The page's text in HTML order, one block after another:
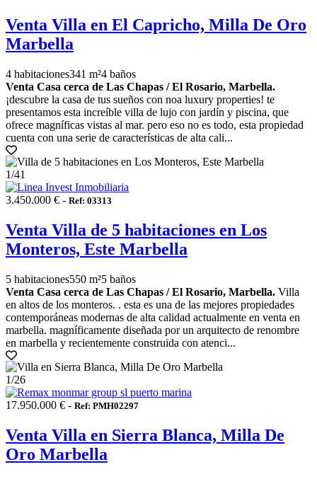
Venta Villa en El Capricho, Milla De Oro
Marbella
4 habitaciones341 m²4 baños
Venta Casa cerca de Las Chapas / El Rosario, Marbella.
¡descubre la casa de tus sueños con noa luxury properties! te
presentamos esta increíble villa de lujo con jardín y piscina, que
ofrece magníficas vistas al mar. pero eso no es todo, esta propiedad
cuenta con una serie de características de alta cali...
1/41
3.450.000 € - Ref: 03313
Venta Villa de 5 habitaciones en Los
Monteros, Este Marbella
5 habitaciones550 m²5 baños
Venta Casa cerca de Las Chapas / El Rosario, Marbella. Villa
en altos de los monteros. . esta es una de las mejores propiedades
contemporáneas modernas de alta calidad actualmente en venta en
marbella. magníficamente diseñada por un arquitecto de renombre
en marbella y recientemente construida con atenci...
1/26
17.950.000 € - Ref: PMH02297
Venta Villa en Sierra Blanca, Milla De
Oro Marbella